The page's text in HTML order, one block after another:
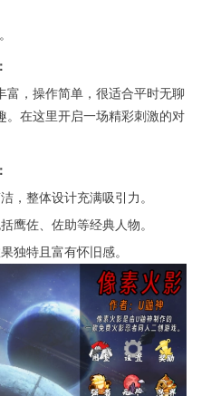
富，操作简单，很适合平时无聊
。在这里开启一场精彩刺激的对
，整体设计充满吸引力。
鹰佐、佐助等经典人物。
独特且富有怀旧感。